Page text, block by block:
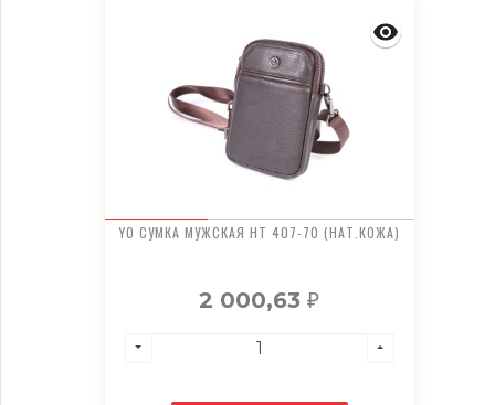
YO СУМКА МУЖСКАЯ HT 407-70 (НАТ.КОЖА)
2 000,63₽